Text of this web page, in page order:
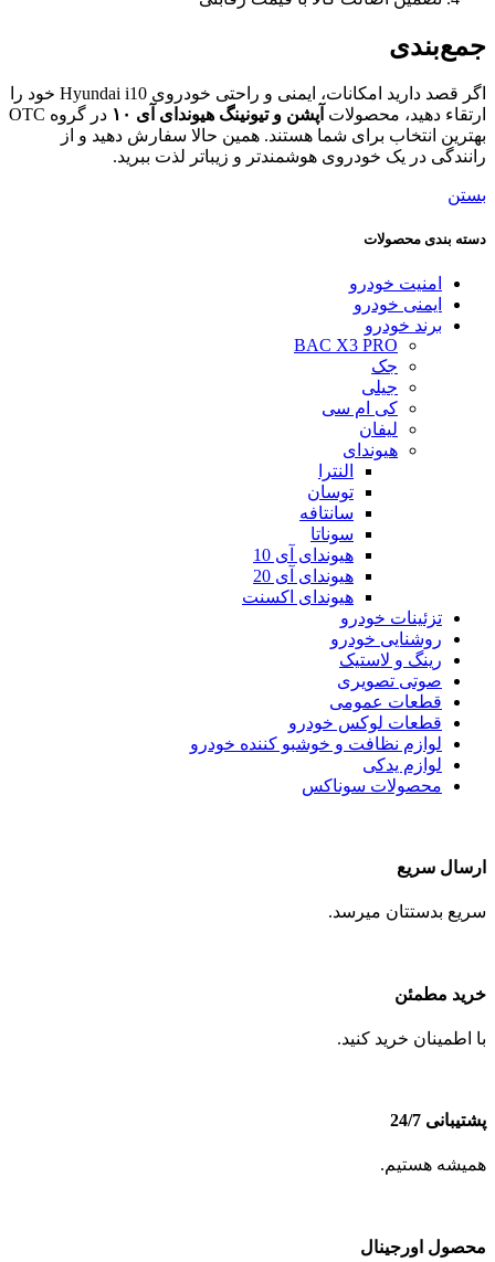
جمع‌بندی
اگر قصد دارید امکانات، ایمنی و راحتی خودروی Hyundai i10 خود را
ارتقاء دهید، محصولات آپشن و تیونینگ هیوندای آی ۱۰
در گروه OTC
بهترین انتخاب برای شما هستند. همین حالا سفارش دهید و از
رانندگی در یک خودروی هوشمندتر و زیباتر لذت ببرید.
بستن
دسته بندی محصولات
امنیت خودرو
ایمنی خودرو
برند خودرو
BAC X3 PRO
جک
جیلی
کی ام سی
لیفان
هیوندای
النترا
توسان
سانتافه
سوناتا
هیوندای آی 10
هیوندای آی 20
هیوندای اکسنت
تزئینات خودرو
روشنایی خودرو
رینگ و لاستیک
صوتی تصویری
قطعات عمومی
قطعات لوکس خودرو
لوازم نظافت و خوشبو کننده خودرو
لوازم یدکی
محصولات سوناکس
ارسال سریع
سریع بدستتان میرسد.
خرید مطمئن
با اطمینان خرید کنید.
پشتیبانی 24/7
همیشه هستیم.
محصول اورجینال